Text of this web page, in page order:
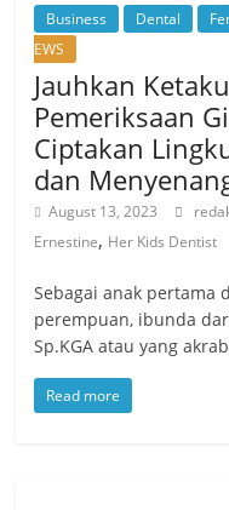
Business Dental
EWS
Jauhkan
Pemeriksaan
Ciptakan
dan
August 13, 2023
Ernestine, Her Kids Dentist
Sebagai anak pertama
perempuan, ibunda
Sp.KGA atau yang
Read more